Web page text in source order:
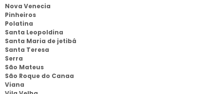
Nova Venecia
Pinheiros
Polatina
Santa Leopoldina
Santa Maria de jetibá
Santa Teresa
Serra
São Mateus
São Roque do Canaa
Viana